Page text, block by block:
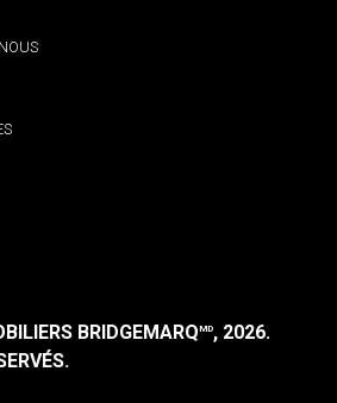
BRIDGEMARQMD, 2026.